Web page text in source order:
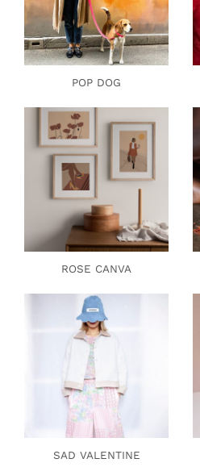
POP DOG
ROSE CANVA
SAD VALENTINE